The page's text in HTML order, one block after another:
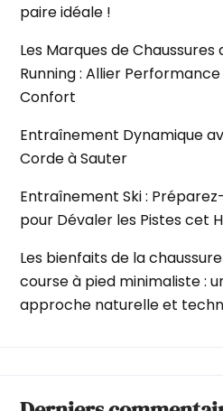
paire idéale !
Les Marques de Chaussures
Running : Allier
Confort
Entraînement Dynamique
Corde à Sauter
Entraînement Ski :
pour Dévaler les Pistes cet
Les bienfaits de la
course à pied minimaliste :
approche naturelle et